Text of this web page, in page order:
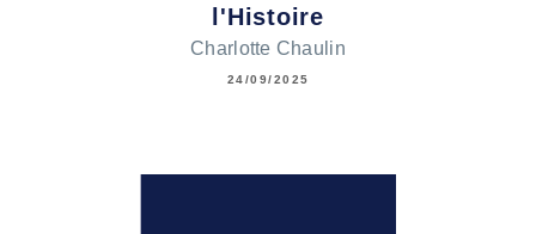
l'Histoire
Charlotte Chaulin
24/09/2025